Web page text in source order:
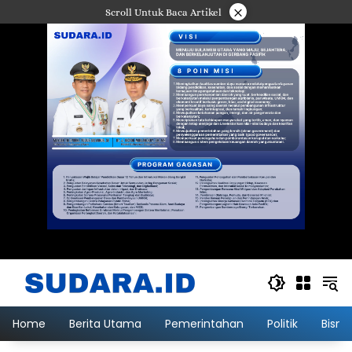
ke
Scroll Untuk Baca Artikel ×
Home Berita Utama Pemerintahan Politik